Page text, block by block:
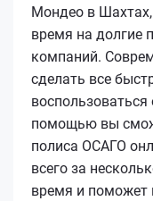
Мондео в Шахтах,
время на долгие
компаний.
сделать все
помощью вы
полиса ОСАГО
всего за
время и поможет